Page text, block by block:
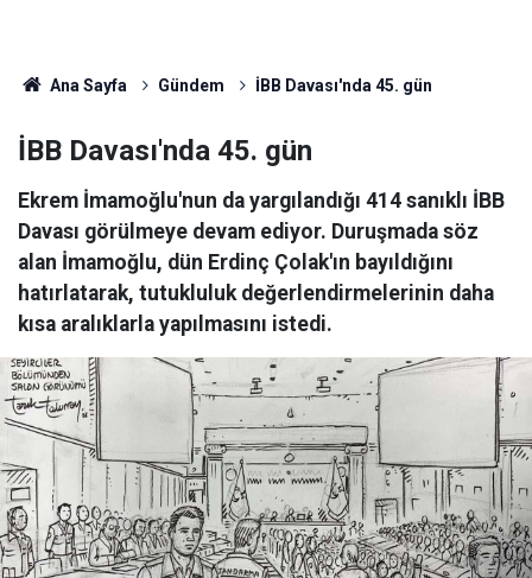
Ana Sayfa Gündem İBB Davası'nda 45. gün
İBB Davası'nda 45. gün
Ekrem İmamoğlu'nun da yargılandığı 414 sanıklı İBB
Davası görülmeye devam ediyor. Duruşmada söz
alan İmamoğlu, dün Erdinç Çolak'ın bayıldığını
hatırlatarak, tutukluluk değerlendirmelerinin daha
kısa aralıklarla yapılmasını istedi.